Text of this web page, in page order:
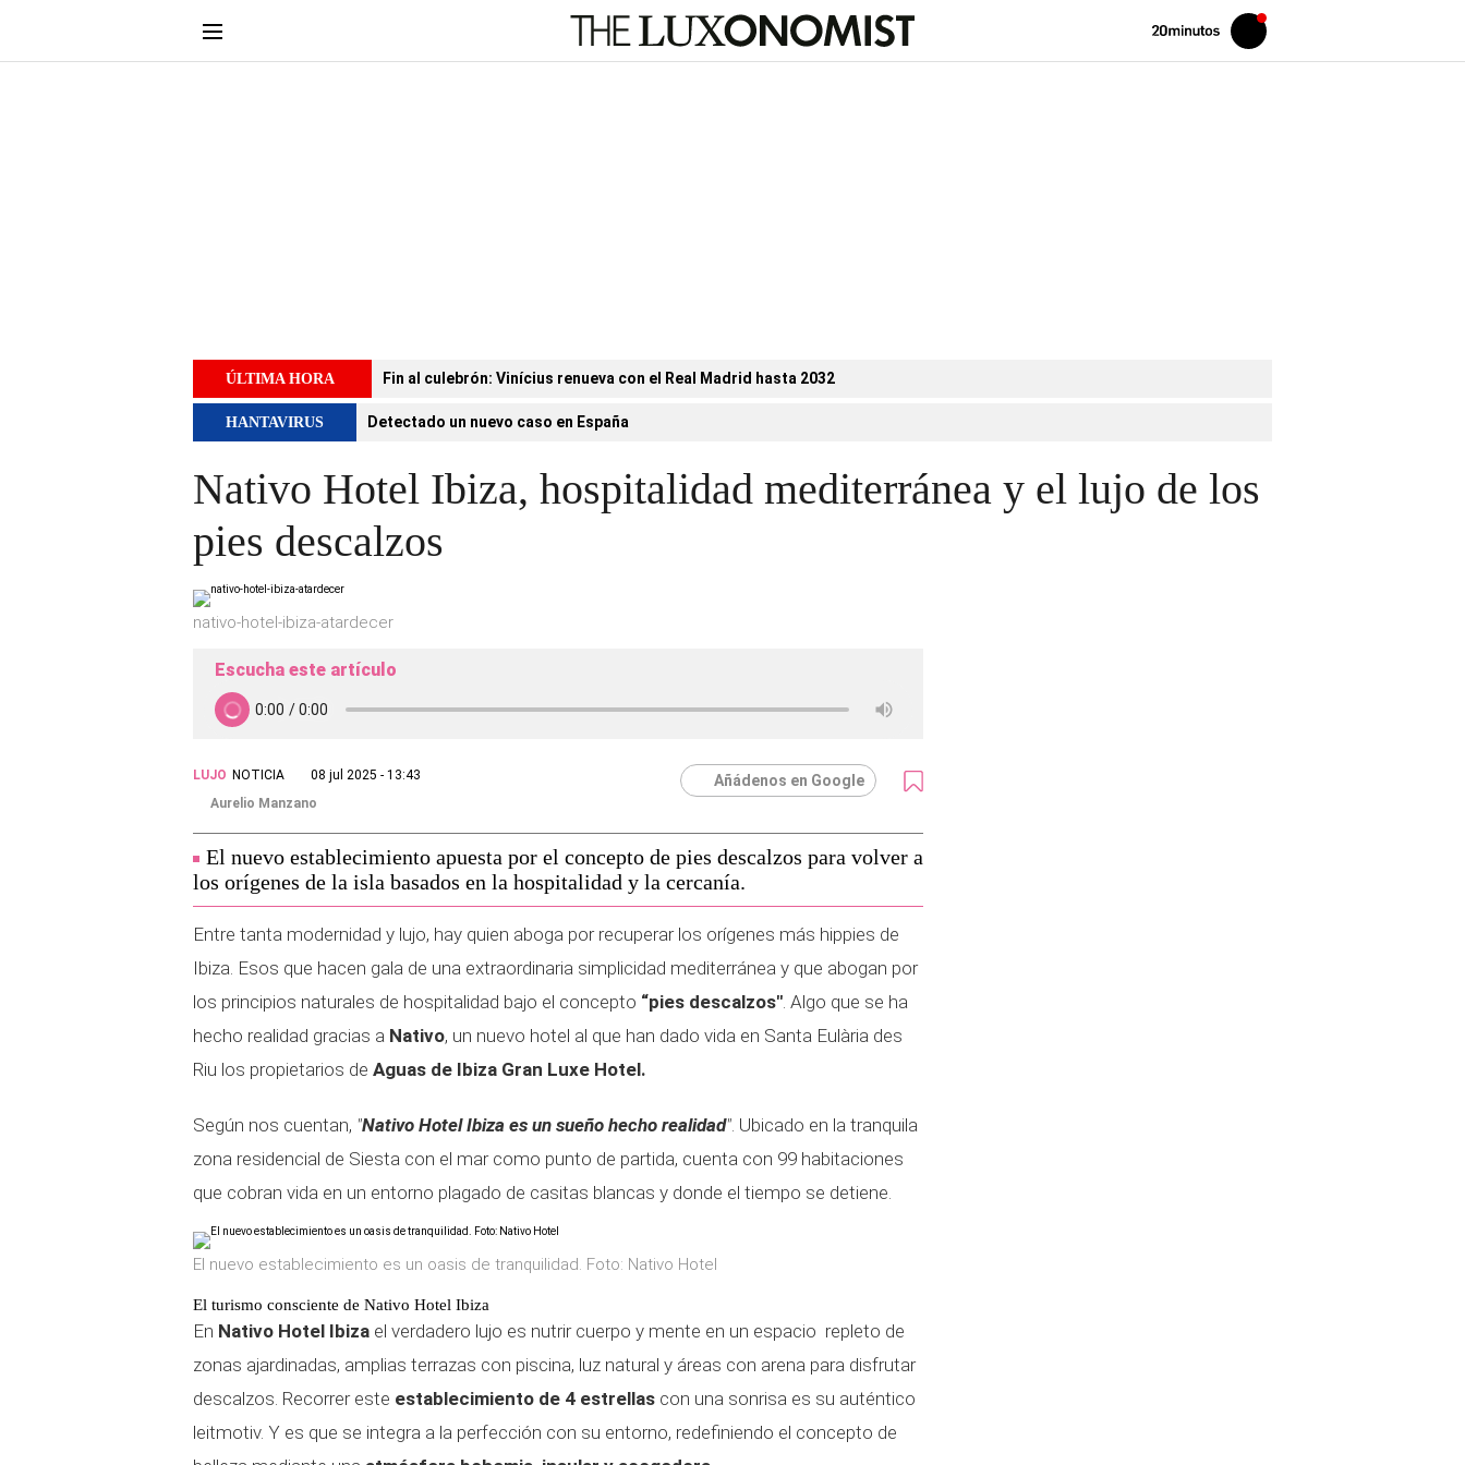
Volver
Iniciar
sesión
ÚLTIMA HORA Fin al culebrón: Vinícius renueva con el Real Madrid hasta 2032
HANTAVIRUS Detectado un nuevo caso en España
Nativo Hotel Ibiza, hospitalidad mediterránea y el lujo de los
pies descalzos
nativo-hotel-ibiza-atardecer
Escucha este artículo
LUJO NOTICIA
08 jul 2025 - 13:43
Aurelio Manzano
Añádenos en Google
El nuevo establecimiento apuesta por el concepto de pies descalzos para volver a
los orígenes de la isla basados en la hospitalidad y la cercanía.
Entre tanta modernidad y lujo, hay quien aboga por recuperar los orígenes más hippies de
Ibiza. Esos que hacen gala de una extraordinaria simplicidad mediterránea y que abogan por
los principios naturales de hospitalidad bajo el concepto “pies descalzos". Algo que se ha
hecho realidad gracias a Nativo, un nuevo hotel al que han dado vida en Santa Eulària des
Riu los propietarios de Aguas de Ibiza Gran Luxe Hotel.
Según nos cuentan, "Nativo Hotel Ibiza es un sueño hecho realidad". Ubicado en la tranquila
zona residencial de Siesta con el mar como punto de partida, cuenta con 99 habitaciones
que cobran vida en un entorno plagado de casitas blancas y donde el tiempo se detiene.
El nuevo establecimiento es un oasis de tranquilidad. Foto: Nativo Hotel
El turismo consciente de Nativo Hotel Ibiza
En Nativo Hotel Ibiza el verdadero lujo es nutrir cuerpo y mente en un espacio repleto de
zonas ajardinadas, amplias terrazas con piscina, luz natural y áreas con arena para disfrutar
descalzos. Recorrer este establecimiento de 4 estrellas con una sonrisa es su auténtico
leitmotiv. Y es que se integra a la perfección con su entorno, redefiniendo el concepto de